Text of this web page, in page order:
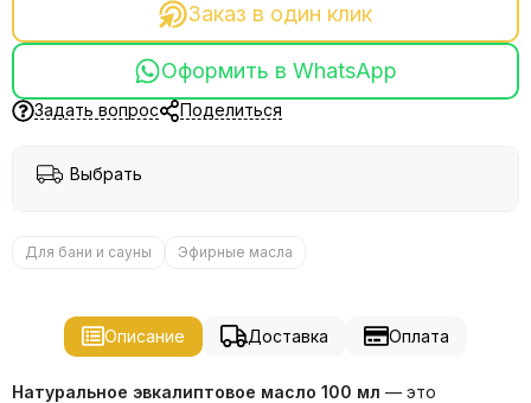
Заказ в один клик
Оформить в WhatsApp
Задать вопрос Поделиться
Выбрать
Для бани и сауны Эфирные масла
Описание Доставка Оплата
Натуральное эвкалиптовое масло 100 мл — это